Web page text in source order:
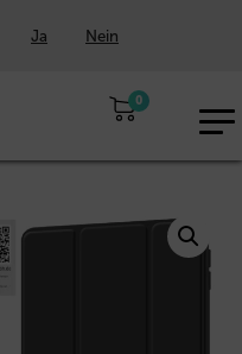
Ja Nein
0
DE